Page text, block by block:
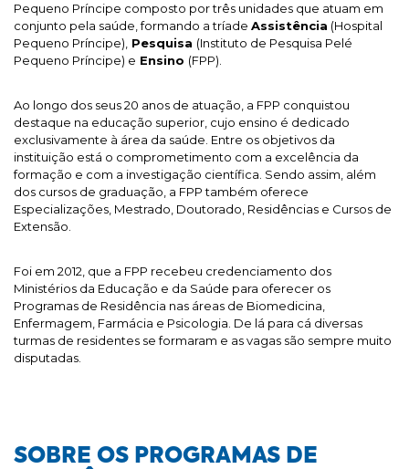
Pequeno Príncipe composto por três unidades que atuam em
conjunto pela saúde, formando a tríade Assistência (Hospital
Pequeno Príncipe), Pesquisa (Instituto de Pesquisa Pelé
Pequeno Príncipe) e Ensino (FPP).
Ao longo dos seus 20 anos de atuação, a FPP conquistou
destaque na educação superior, cujo ensino é dedicado
exclusivamente à área da saúde. Entre os objetivos da
instituição está o comprometimento com a excelência da
formação e com a investigação científica. Sendo assim, além
dos cursos de graduação, a FPP também oferece
Especializações, Mestrado, Doutorado, Residências e Cursos de
Extensão.
Foi em 2012, que a FPP recebeu credenciamento dos
Ministérios da Educação e da Saúde para oferecer os
Programas de Residência nas áreas de Biomedicina,
Enfermagem, Farmácia e Psicologia. De lá para cá diversas
turmas de residentes se formaram e as vagas são sempre muito
disputadas.
SOBRE OS PROGRAMAS DE